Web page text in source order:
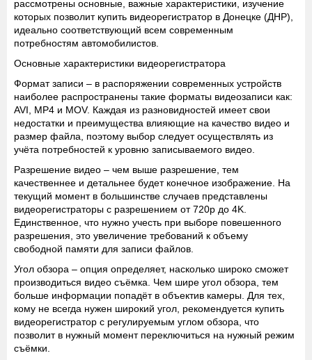
рассмотрены основные, важные характеристики, изучение
которых позволит купить видеорегистратор в Донецке (ДНР),
идеально соответствующий всем современным
потребностям автомобилистов.
Основные характеристики видеорегистратора
Формат записи – в распоряжении современных устройств
наиболее распространены такие форматы видеозаписи как:
AVI, MP4 и MOV. Каждая из разновидностей имеет свои
недостатки и преимущества влияющие на качество видео и
размер файла, поэтому выбор следует осуществлять из
учёта потребностей к уровню записываемого видео.
Разрешение видео – чем выше разрешение, тем
качественнее и детальнее будет конечное изображение. На
текущий момент в большинстве случаев представлены
видеорегистраторы с разрешением от 720p до 4K.
Единственное, что нужно учесть при выборе повешенного
разрешения, это увеличение требований к объему
свободной памяти для записи файлов.
Угол обзора – опция определяет, насколько широко сможет
производиться видео съёмка. Чем шире угол обзора, тем
больше информации попадёт в объектив камеры. Для тех,
кому не всегда нужен широкий угол, рекомендуется купить
видеорегистратор с регулируемым углом обзора, что
позволит в нужный момент переключиться на нужный режим
съёмки.